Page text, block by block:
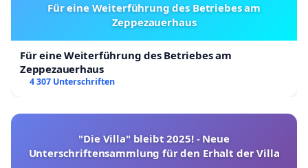
Für eine Weiterführung des Betriebes am
Zeppezauerhaus
Für eine Weiterführung des Betriebes am
Zeppezauerhaus
4 307 Unterschriften
"Die Villa" bleibt 2025! - Neue
Unterschriftensammlung für den Erhalt der Villa